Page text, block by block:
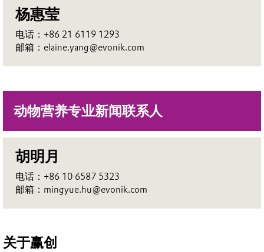
杨惠莹
电话：+86 21 6119 1293
邮箱：elaine.yang@evonik.com
动物营养专业新闻联系人
胡明月
电话：+86 10 6587 5323
邮箱：mingyue.hu@evonik.com
关于赢创